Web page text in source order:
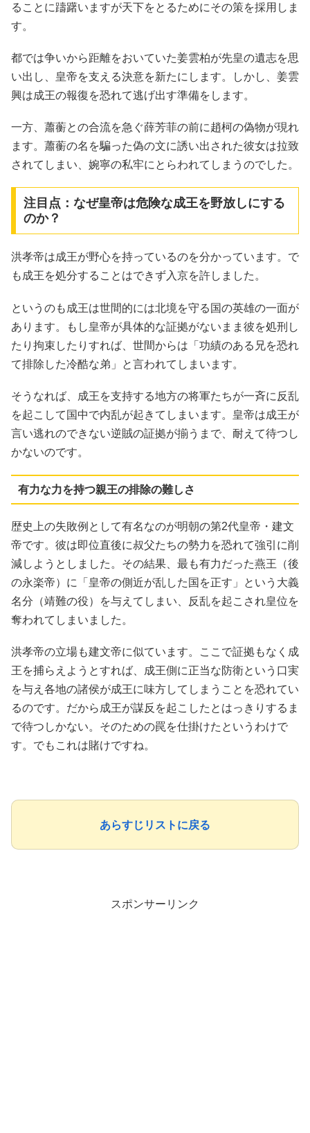
ることに躊躇いますが天下をとるためにその策を採用しま
す。
都では争いから距離をおいていた姜雲柏が先皇の遺志を思
い出し、皇帝を支える決意を新たにします。しかし、姜雲
興は成王の報復を恐れて逃げ出す準備をします。
一方、蕭蘅との合流を急ぐ薛芳菲の前に趙柯の偽物が現れ
ます。蕭蘅の名を騙った偽の文に誘い出された彼女は拉致
されてしまい、婉寧の私牢にとらわれてしまうのでした。
注目点：なぜ皇帝は危険な成王を野放しにする
のか？
洪孝帝は成王が野心を持っているのを分かっています。で
も成王を処分することはできず入京を許しました。
というのも成王は世間的には北境を守る国の英雄の一面が
あります。もし皇帝が具体的な証拠がないまま彼を処刑し
たり拘束したりすれば、世間からは「功績のある兄を恐れ
て排除した冷酷な弟」と言われてしまいます。
そうなれば、成王を支持する地方の将軍たちが一斉に反乱
を起こして国中で内乱が起きてしまいます。皇帝は成王が
言い逃れのできない逆賊の証拠が揃うまで、耐えて待つし
かないのです。
有力な力を持つ親王の排除の難しさ
歴史上の失敗例として有名なのが明朝の第2代皇帝・建文
帝です。彼は即位直後に叔父たちの勢力を恐れて強引に削
減しようとしました。その結果、最も有力だった燕王（後
の永楽帝）に「皇帝の側近が乱した国を正す」という大義
名分（靖難の役）を与えてしまい、反乱を起こされ皇位を
奪われてしまいました。
洪孝帝の立場も建文帝に似ています。ここで証拠もなく成
王を捕らえようとすれば、成王側に正当な防衛という口実
を与え各地の諸侯が成王に味方してしまうことを恐れてい
るのです。だから成王が謀反を起こしたとはっきりするま
で待つしかない。そのための罠を仕掛けたというわけで
す。でもこれは賭けですね。
あらすじリストに戻る
スポンサーリンク